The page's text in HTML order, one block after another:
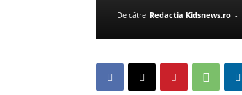
De către Redactia Kidsnews.ro -